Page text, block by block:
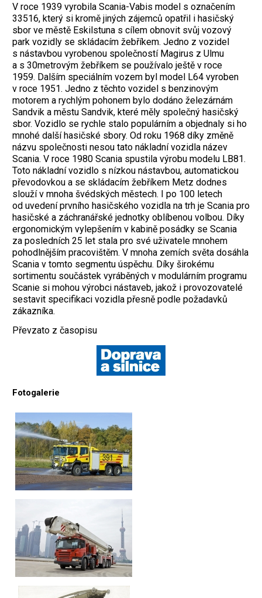
V roce 1939 vyrobila Scania-Vabis model s označením
33516, který si kromě jiných zájemců opatřil i hasičský
sbor ve městě Eskilstuna s cílem obnovit svůj vozový
park vozidly se skládacím žebříkem. Jedno z vozidel
s nástavbou vyrobenou společností Magirus z Ulmu
a s 30metrovým žebříkem se používalo ještě v roce
1959. Dalším speciálním vozem byl model L64 vyroben
v roce 1951. Jedno z těchto vozidel s benzinovým
motorem a rychlým pohonem bylo dodáno železárnám
Sandvik a městu Sandvik, které měly společný hasičský
sbor. Vozidlo se rychle stalo populárním a objednaly si ho
mnohé další hasičské sbory. Od roku 1968 díky změně
názvu společnosti nesou tato nákladní vozidla název
Scania. V roce 1980 Scania spustila výrobu modelu LB81.
Toto nákladní vozidlo s nízkou nástavbou, automatickou
převodovkou a se skládacím žebříkem Metz dodnes
slouží v mnoha švédských městech. I po 100 letech
od uvedení prvního hasičského vozidla na trh je Scania pro
hasičské a záchranářské jednotky oblíbenou volbou. Díky
ergonomickým vylepšením v kabině posádky se Scania
za posledních 25 let stala pro své uživatele mnohem
pohodlnějším pracovištěm. V mnoha zemích světa dosáhla
Scania v tomto segmentu úspěchu. Díky širokému
sortimentu součástek vyráběných v modulárním programu
Scanie si mohou výrobci nástaveb, jakož i provozovatelé
sestavit specifikaci vozidla přesně podle požadavků
zákazníka.
Převzato z časopisu
Fotogalerie